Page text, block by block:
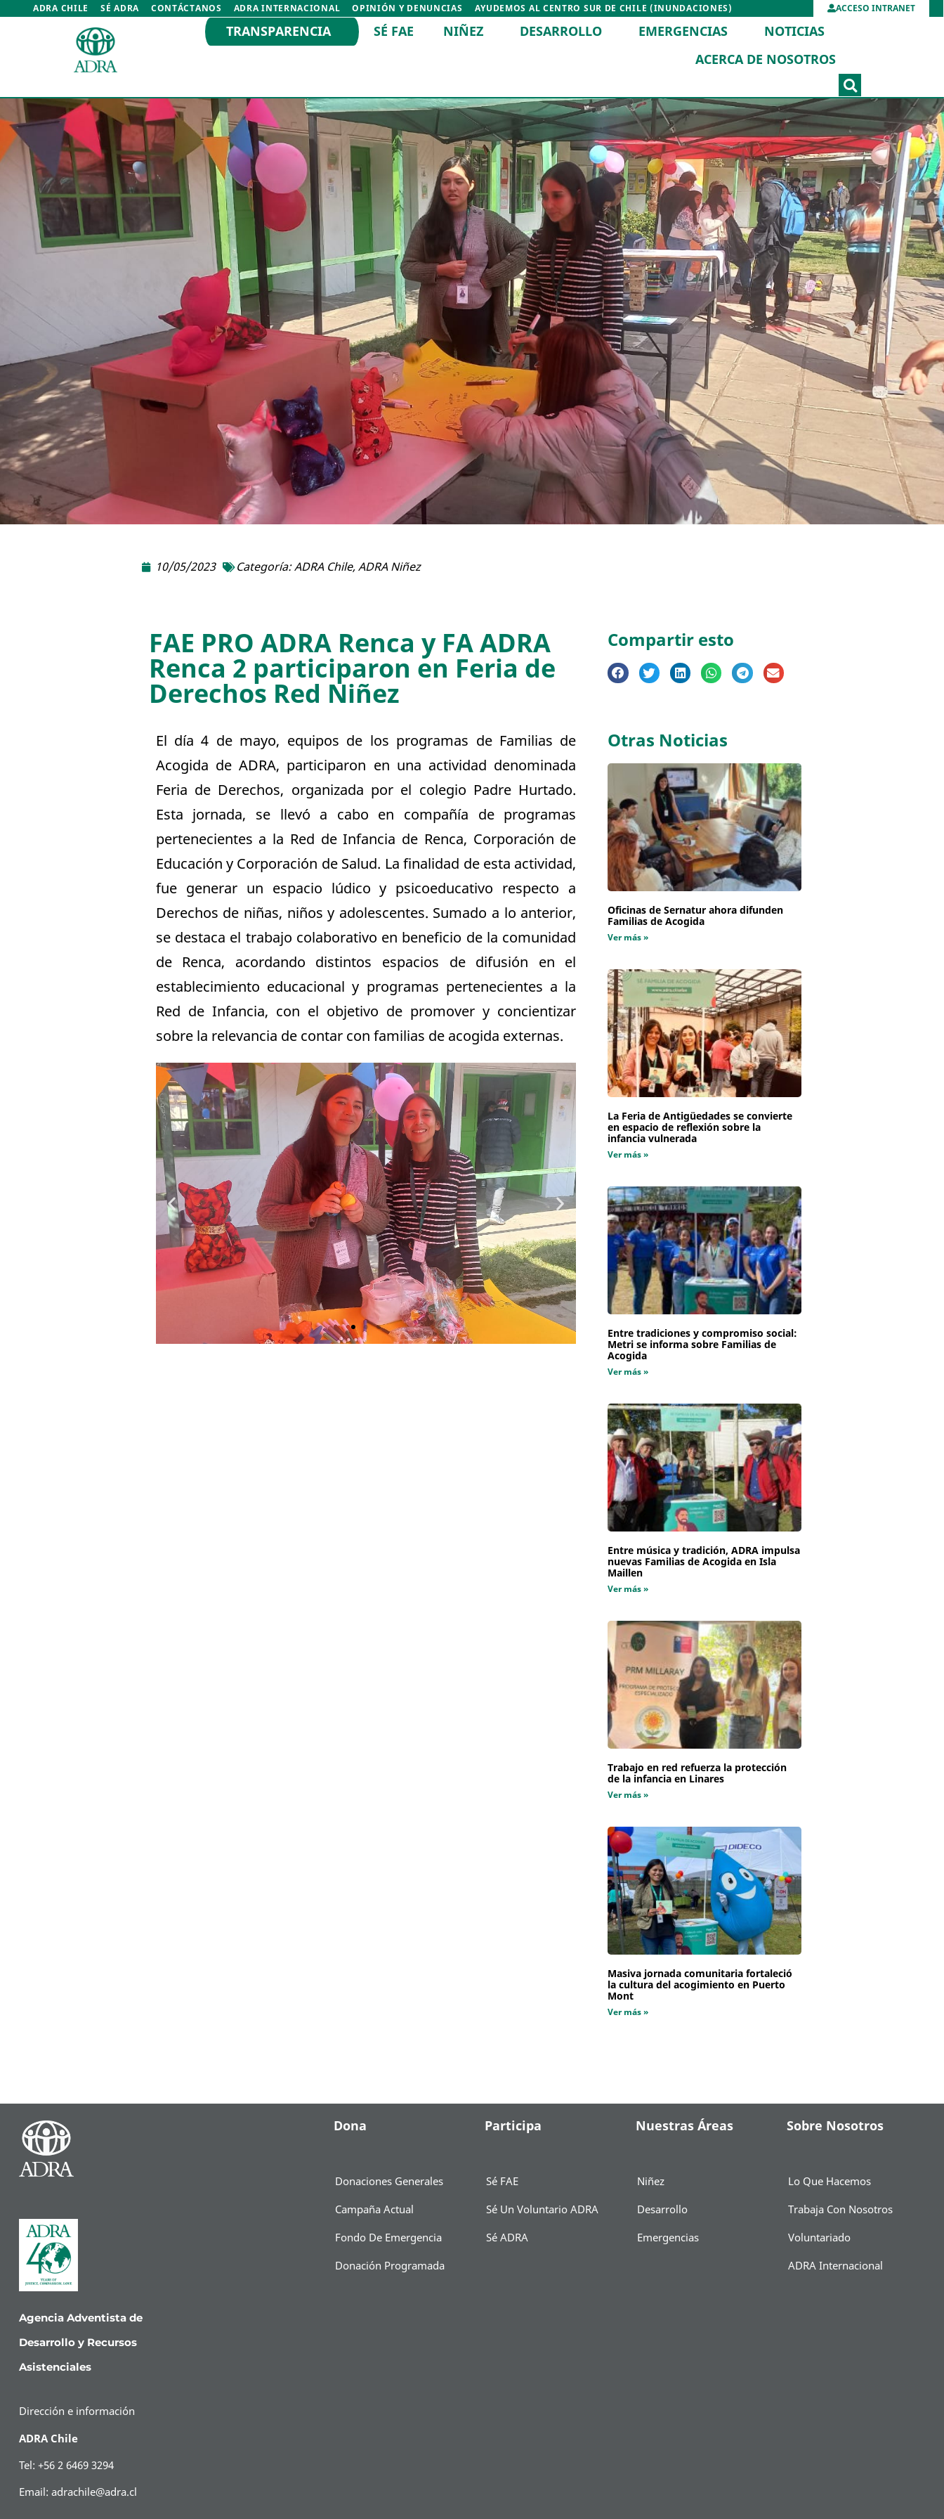
ADRA CHILE SÉ ADRA CONTÁCTANOS ADRA INTERNACIONAL OPINIÓN Y DENUNCIAS AYUDEMOS AL CENTRO SUR DE CHILE (INUNDACIONES) ACCESO INTRANET
TRANSPARENCIA SÉ FAE NIÑEZ DESARROLLO EMERGENCIAS
NOTICIAS
ACERCA DE NOSOTROS
10/05/2023 Categoría:ADRA Chile,ADRA Niñez
FAE PRO ADRA Renca y FA ADRA
Renca 2 participaron en Feria de
Derechos Red Niñez
El día 4 de mayo, equipos de los programas de Familias de
Acogida de ADRA, participaron en una actividad denominada
Feria de Derechos, organizada por el colegio Padre Hurtado.
Esta jornada, se llevó a cabo en compañía de programas
pertenecientes a la Red de Infancia de Renca, Corporación de
Educación y Corporación de Salud. La finalidad de esta actividad,
fue generar un espacio lúdico y psicoeducativo respecto a
Derechos de niñas, niños y adolescentes. Sumado a lo anterior,
se destaca el trabajo colaborativo en beneficio de la comunidad
de Renca, acordando distintos espacios de difusión en el
establecimiento educacional y programas pertenecientes a la
Red de Infancia, con el objetivo de promover y concientizar
sobre la relevancia de contar con familias de acogida externas.
Compartir esto
Otras Noticias
Oficinas de Sernatur ahora difunden
Familias de Acogida
Ver más »
La Feria de Antigüedades se convierte
en espacio de reflexión sobre la
infancia vulnerada
Ver más »
Entre tradiciones y compromiso social:
Metri se informa sobre Familias de
Acogida
Ver más »
Entre música y tradición, ADRA impulsa
nuevas Familias de Acogida en Isla
Maillen
Ver más »
Trabajo en red refuerza la protección
de la infancia en Linares
Ver más »
Masiva jornada comunitaria fortaleció
la cultura del acogimiento en Puerto
Mont
Ver más »
Agencia Adventista de
Desarrollo y Recursos
Asistenciales
Dirección e información
ADRA Chile
Tel: +56 2 6469 3294
Email:adrachile@adra.cl
Dona
Donaciones Generales
Campaña Actual
Fondo De Emergencia
Donación Programada
Participa
Sé FAE
Sé Un Voluntario ADRA
Sé ADRA
Nuestras Áreas
Niñez
Desarrollo
Emergencias
Sobre Nosotros
Lo Que Hacemos
Trabaja Con Nosotros
Voluntariado
ADRA Internacional